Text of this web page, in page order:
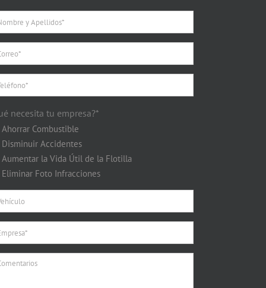
necesita tu empresa?*
Ahorrar Combustible
Disminuir Accidentes
Aumentar la Vida Útil de la Flotilla
Eliminar Foto Infracciones